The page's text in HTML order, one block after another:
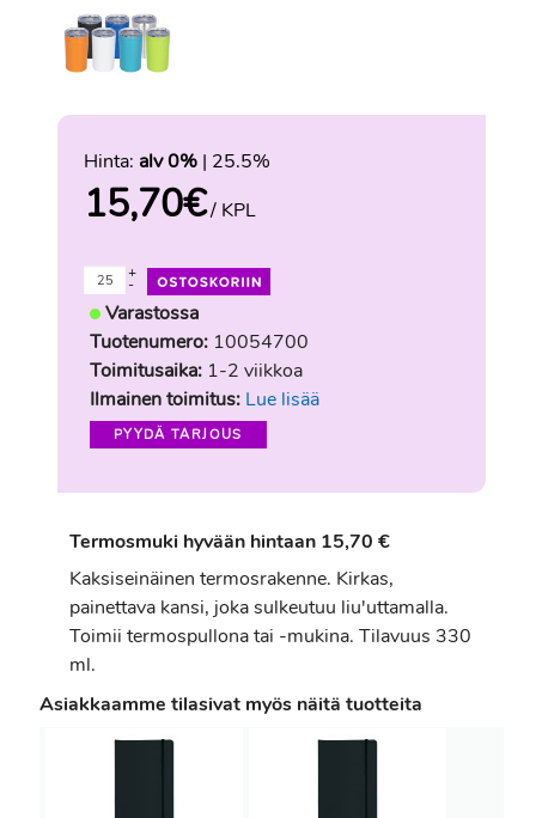
Hinta: alv 0% | 25.5%
15,70€/ KPL
-
+
Varastossa
Tuotenumero: 10054700
Toimitusaika: 1-2 viikkoa
Ilmainen toimitus: Lue lisää
PYYDÄ TARJOUS
Termosmuki hyvään hintaan 15,70 €
Kaksiseinäinen termosrakenne. Kirkas,
painettava kansi, joka sulkeutuu liu'uttamalla.
Toimii termospullona tai -mukina. Tilavuus 330
ml.
Asiakkaamme tilasivat myös näitä tuotteita